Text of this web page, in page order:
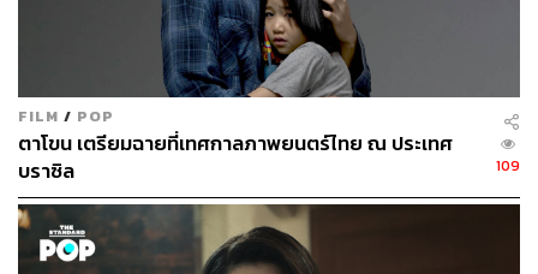
FILM / POP
ตาโขน เตรียมฉายที่เทศกาลภาพยนตร์ไทย ณ ประเทศ
บราซิล
109